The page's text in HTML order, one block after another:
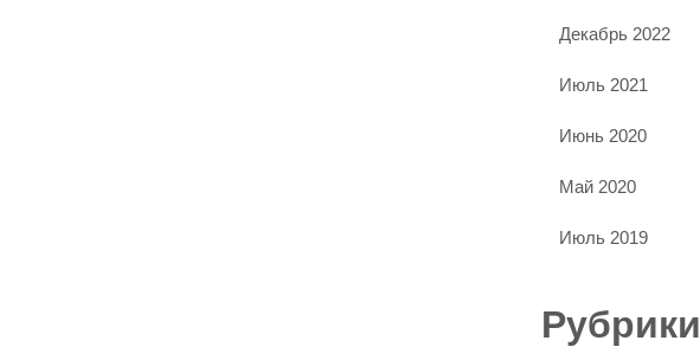
Декабрь 2022
Июль 2021
Июнь 2020
Май 2020
Июль 2019
Рубрики